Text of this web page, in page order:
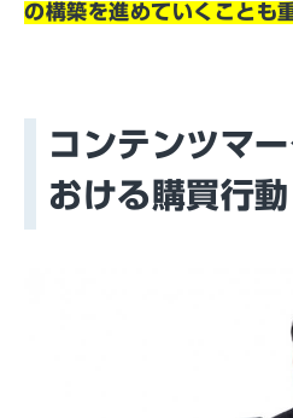
の構築を進めていくことも
コンテンツマ
おける購買行動